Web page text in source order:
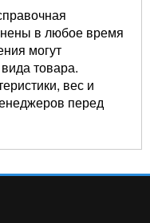
в любое время
могут
товара.
вес и
перед